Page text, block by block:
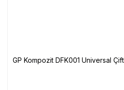
GP Kompozit DFK001 Universal